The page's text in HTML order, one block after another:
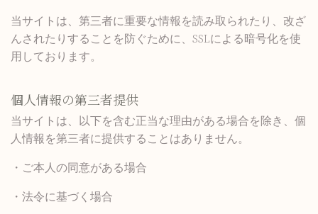
当サイトは、第三者に重要な情報を読み取られたり、改ざ
んされたりすることを防ぐために、SSLによる暗号化を使
用しております。
個人情報の第三者提供
当サイトは、以下を含む正当な理由がある場合を除き、個
人情報を第三者に提供することはありません。
・ご本人の同意がある場合
・法令に基づく場合